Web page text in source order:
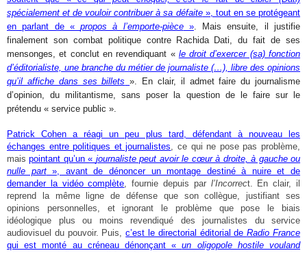
spécialement et de vouloir contribuer à sa défaite», tout en se protégeant
en parlant de «propos à l’emporte-pièce». Mais ensuite, il justifie
finalement son combat politique contre Rachida Dati, du fait de ses
mensonges, et conclut en revendiquant « le droit d’exercer (sa) fonction
d’éditorialiste, une branche du métier de journaliste (…), libre des opinions
qu’il affiche dans ses billets ». En clair, il admet faire du journalisme
d’opinion, du militantisme, sans poser la question de le faire sur le
prétendu « service public ».
Patrick Cohen a réagi un peu plus tard, défendant à nouveau les
échanges entre politiques et journalistes, ce qui ne pose pas problème,
maispointant qu’un « journaliste peut avoir le cœur à droite, à gauche ou
nulle part», avant de dénoncer un montage destiné à nuire et de
demander la vidéo complète, fournie depuis par l’Incorrect. En clair, il
reprend la même ligne de défense que son collègue, justifiant ses
opinions personnelles, et ignorant le problème que pose le biais
idéologique plus ou moins revendiqué des journalistes du service
audiovisuel du pouvoir. Puis,c’est le directorial éditorial deRadio France
qui est monté au créneau dénonçant «un oligopole hostile vouland